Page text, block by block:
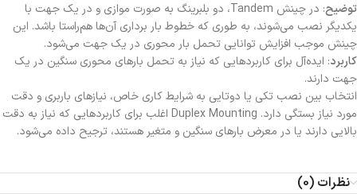
توضیح
: در چینش Tandem، دو بلبرینگ به صورت موازی و در یک جهت با
یکدیگر نصب می‌شوند، به طوری که خطوط بار برداری آن‌ها هم‌راستا باشد. این
چینش موجب افزایش توانایی تحمل بار محوری در یک جهت می‌شود.
کاربرد: ایده‌آل برای کاربردهایی که نیاز به تحمل بارهای محوری سنگین در یک
جهت دارند.
انتخاب بین نصب تکی یا دوتایی به شرایط کاری خاص، نیازهای باربری و دقت
مورد نیاز بستگی دارد. Duplex Mounting اغلب برای کاربردهایی که نیاز به دقت
بالایی دارند یا در معرض بارهای سنگین و متغیر هستند، ترجیح داده می‌شود.
نظرات (0)